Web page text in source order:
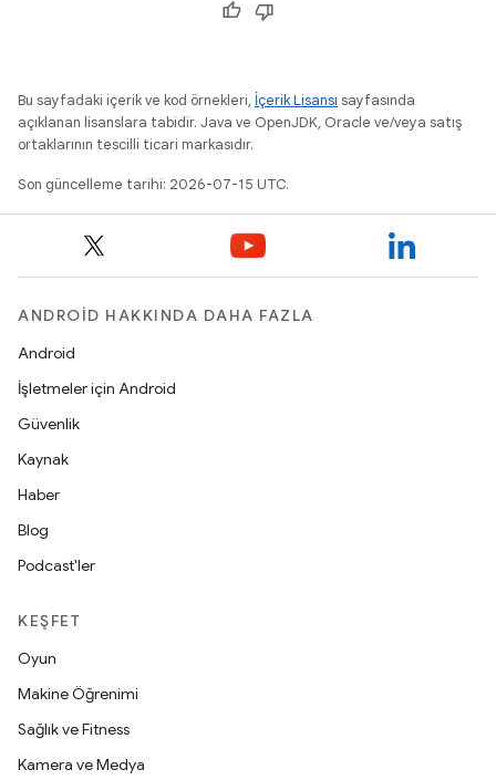
Bu sayfadaki içerik ve kod örnekleri, İçerik Lisansı sayfasında
açıklanan lisanslara tabidir. Java ve OpenJDK, Oracle ve/veya satış
ortaklarının tescilli ticari markasıdır.
Son güncelleme tarihi: 2026-07-15 UTC.
ANDROID HAKKINDA DAHA FAZLA
Android
İşletmeler için Android
Güvenlik
Kaynak
Haber
Blog
Podcast'ler
KEŞFET
Oyun
Makine Öğrenimi
Sağlık ve Fitness
Kamera ve Medya